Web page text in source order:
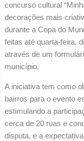
concurso cultural
decorações mais
durante a Copa do
feitas até quarta-feira,
através de um
município.
A iniciativa tem como
bairros para o evento
estimulando a
cerca de 20 ruas e
disputa, e a